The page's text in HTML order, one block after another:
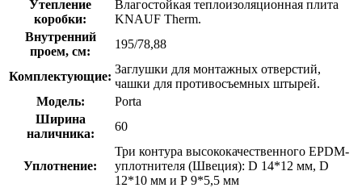
Утепление
коробки:
Влагостойкая теплоизоляционная плита
KNAUF Therm.
Внутренний
проем, см:
195/78,88
Комплектующие:
Заглушки для монтажных отверстий,
чашки для противосъемных штырей.
Модель:
Porta
Ширина
наличника:
60
Уплотнение:
Три контура высококачественного EPDM-
уплотнителя (Швеция): D 14*12 мм, D
12*10 мм и Р 9*5,5 мм